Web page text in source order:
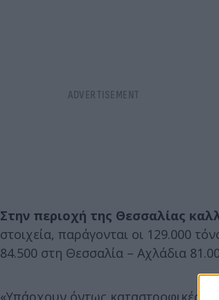
Στην περιοχή της Θεσσαλίας
στοιχεία, παράγονται οι 129.000
84.500 στη Θεσσαλία – Αχλάδια
«Υπάρχουν όντως καταστροφικές